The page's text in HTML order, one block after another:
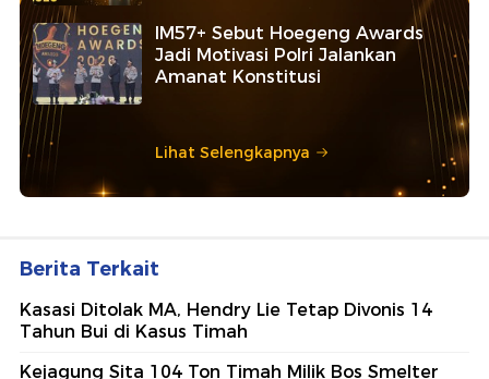
IM57+ Sebut Hoegeng Awards
Jadi Motivasi Polri Jalankan
Amanat Konstitusi
Lihat Selengkapnya
Berita Terkait
Kasasi Ditolak MA, Hendry Lie Tetap Divonis 14
Tahun Bui di Kasus Timah
Kejagung Sita 104 Ton Timah Milik Bos Smelter